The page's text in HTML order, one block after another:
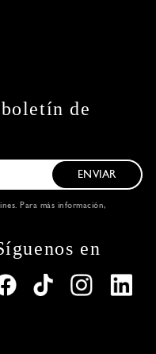
de
ENVIAR
Para más información,
en